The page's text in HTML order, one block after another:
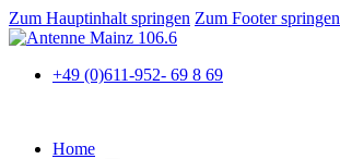
Zum Hauptinhalt springen Zum Footer springen
+49 (0)611-952- 69 8 69
Home